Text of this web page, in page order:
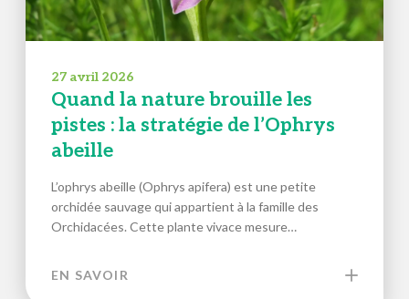
27 avril 2026
Quand la nature brouille les
pistes : la stratégie de l’Ophrys
abeille
L’ophrys abeille (Ophrys apifera) est une petite
orchidée sauvage qui appartient à la famille des
Orchidacées. Cette plante vivace mesure…
EN SAVOIR